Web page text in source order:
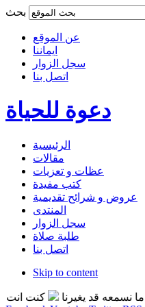
عن الموقع
ايماننا
سجل الزوار
اتصل بنا
دعوة للحياة
الرئيسية
مقالات
عظات و تعزيات
كتب مفيدة
عروض و شرائح تقديمية
المنتدى
سجل الزوار
طلبة صلاة
اتصل بنا
Skip to content
قد يغيرنا كنت انت